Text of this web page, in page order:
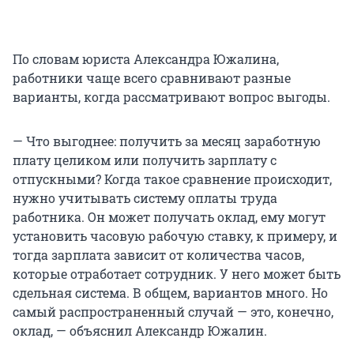
По словам юриста Александра Южалина,
работники чаще всего сравнивают разные
варианты, когда рассматривают вопрос выгоды.
— Что выгоднее: получить за месяц заработную
плату целиком или получить зарплату с
отпускными? Когда такое сравнение происходит,
нужно учитывать систему оплаты труда
работника. Он может получать оклад, ему могут
установить часовую рабочую ставку, к примеру, и
тогда зарплата зависит от количества часов,
которые отработает сотрудник. У него может быть
сдельная система. В общем, вариантов много. Но
самый распространенный случай — это, конечно,
оклад, — объяснил Александр Южалин.